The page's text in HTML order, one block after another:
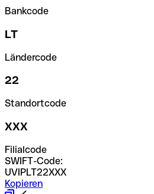
Bankcode
LT
Ländercode
22
Standortcode
XXX
Filialcode
SWIFT-Code:
UVIPLT22XXX
Kopieren